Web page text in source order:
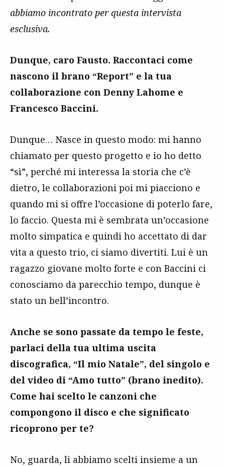
abbiamo incontrato per questa intervista
esclusiva.
Dunque, caro Fausto. Raccontaci come
nascono il brano “Report” e la tua
collaborazione con Denny Lahome e
Francesco Baccini.
Dunque… Nasce in questo modo: mi hanno
chiamato per questo progetto e io ho detto
“sì”, perché mi interessa la storia che c’è
dietro, le collaborazioni poi mi piacciono e
quando mi si offre l’occasione di poterlo fare,
lo faccio. Questa mi è sembrata un’occasione
molto simpatica e quindi ho accettato di dar
vita a questo trio, ci siamo divertiti. Lui è un
ragazzo giovane molto forte e con Baccini ci
conosciamo da parecchio tempo, dunque è
stato un bell’incontro.
Anche se sono passate da tempo le feste,
parlaci della tua ultima uscita
discografica, “Il mio Natale”, del singolo e
del video di “Amo tutto” (brano inedito).
Come hai scelto le canzoni che
compongono il disco e che significato
ricoprono per te?
No, guarda, li abbiamo scelti insieme a un